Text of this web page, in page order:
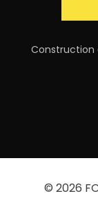
Construction
© 2026